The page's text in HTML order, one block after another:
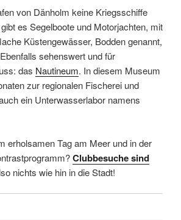
von Dänholm keine Kriegsschiffe
es Segelboote und Motorjachten, mit
Küstengewässer, Bodden genannt,
sehenswert und für
das Nautineum. In diesem Museum
zur regionalen Fischerei und
ein Unterwasserlabor namens
erholsamen Tag am Meer und in der
Clubbesuche sind
nichts wie hin in die Stadt!